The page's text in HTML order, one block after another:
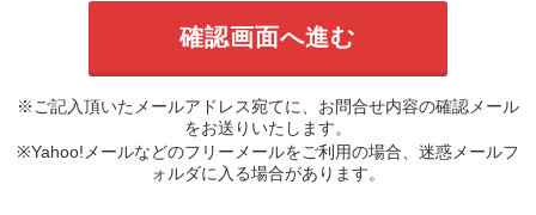
※ご記入頂いたメールアドレス宛てに、お問合せ内容の確認メール
をお送りいたします。
※Yahoo!メールなどのフリーメールをご利用の場合、迷惑メールフ
ォルダに入る場合があります。